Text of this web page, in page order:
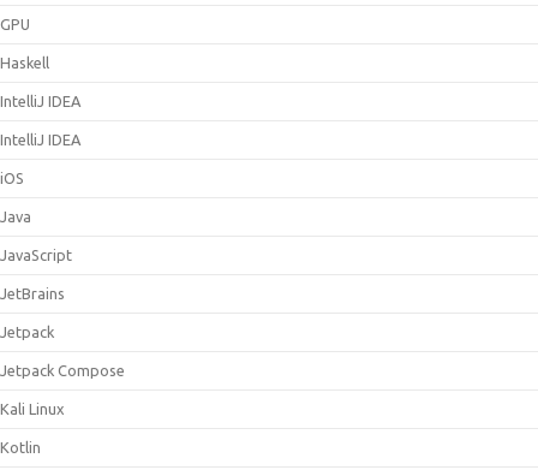
GPU
Haskell
IntelliJ IDEA
IntelliJ IDEA
iOS
Java
JavaScript
JetBrains
Jetpack
Jetpack Compose
Kali Linux
Kotlin